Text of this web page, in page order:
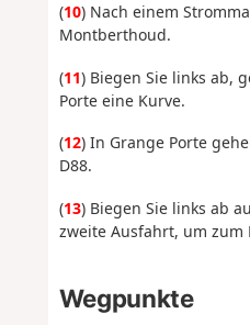
(10) Nach einem
Montberthoud.
(11) Biegen Sie links ab,
Porte eine Kurve.
(12) In Grange Porte
D88.
(13) Biegen Sie links ab
zweite Ausfahrt, um zum
Wegpunkte